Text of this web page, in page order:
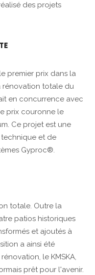
des projets
premier prix dans la
rénovation totale du
en concurrence avec
prix couronne le
Ce projet est une
et de
Gyproc®.
totale. Outre la
patios historiques
et ajoutés à
a ainsi été
le KMSKA,
prêt pour l'avenir.